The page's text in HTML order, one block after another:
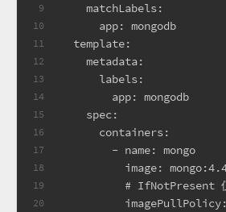
9
10
11
12
13
14
15
16
17
18
19
20
    matchLabels:
      app: mongodb
  template:
    metadata:
      labels:
        app: mongodb
    spec:
      containers:
        - name: mongo
image:
# IfNotPresent 仅